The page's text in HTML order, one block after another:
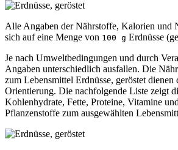
Alle Angaben der Nährstoffe, Kalorien und
sich auf eine Menge von 100 g Erdnüsse
Je nach Umweltbedingungen und durch
Angaben unterschiedlich ausfallen. Die
zum Lebensmittel Erdnüsse, geröstet
Orientierung. Die nachfolgende Liste zeigt
Kohlenhydrate, Fette, Proteine, Vitamine
Pflanzenstoffe zum ausgewählten